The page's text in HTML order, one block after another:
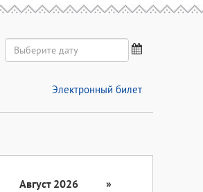
Электронный билет
Август 2026
»